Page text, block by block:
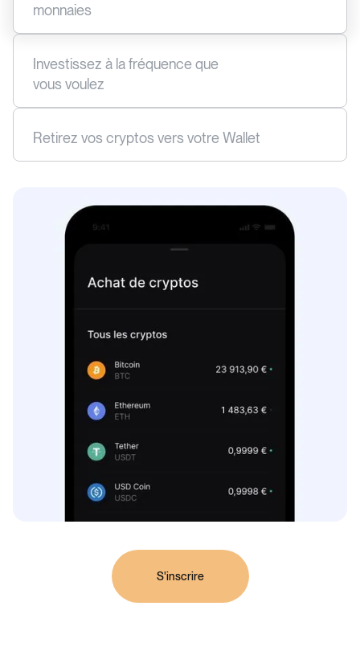
monnaies
Cardano etc... le tout en euros.
Investissez à la fréquence que
vous voulez
hebdomadaire, mensuel ou même trimestriel.
Retirez vos cryptos vers votre Wallet
S'inscrire